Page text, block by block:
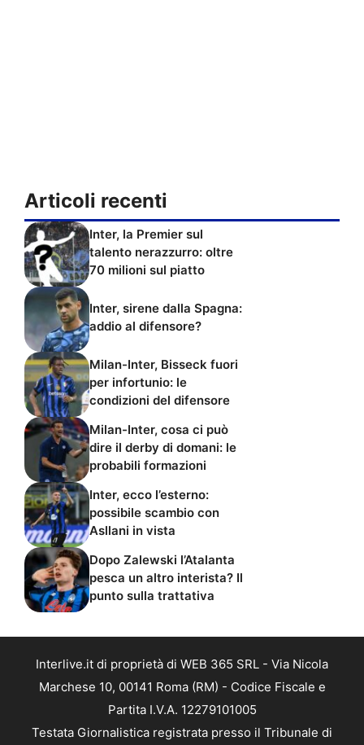
Articoli recenti
Inter, la Premier sul
talento nerazzurro: oltre
70 milioni sul piatto
Inter, sirene dalla Spagna:
addio al difensore?
Milan-Inter, Bisseck fuori
per infortunio: le
condizioni del difensore
Milan-Inter, cosa ci può
dire il derby di domani: le
probabili formazioni
Inter, ecco l’esterno:
possibile scambio con
Asllani in vista
Dopo Zalewski l’Atalanta
pesca un altro interista? Il
punto sulla trattativa
Interlive.it di proprietà di WEB 365 SRL - Via Nicola
Marchese 10, 00141 Roma (RM) - Codice Fiscale e
Partita I.V.A. 12279101005
Testata Giornalistica registrata presso il Tribunale di